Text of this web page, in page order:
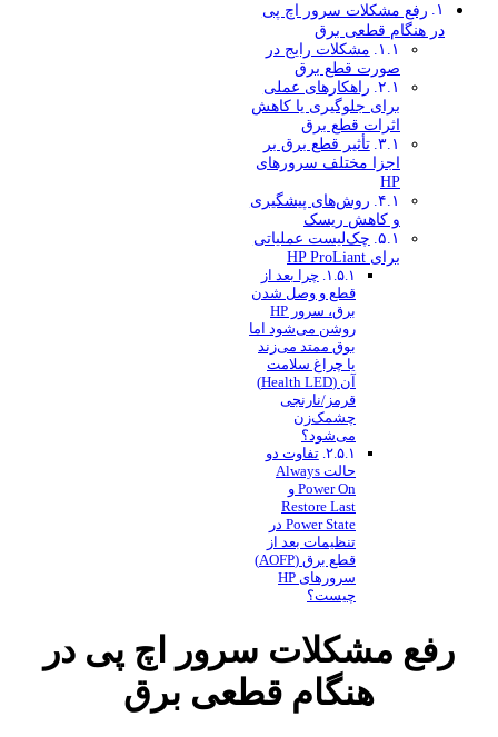
رفع مشکلات سرور اچ پی
در هنگام قطعی برق
مشکلات رایج در
صورت قطع برق
راهکارهای عملی
برای جلوگیری یا کاهش
اثرات قطع برق
تأثیر قطع برق بر
اجزا مختلف سرورهای
HP
روش‌های پیشگیری
و کاهش ریسک
چک‌لیست عملیاتی
برای HP ProLiant
چرا بعد از
قطع و وصل شدن
برق، سرور HP
روشن می‌شود اما
بوق ممتد می‌زند
یا چراغ سلامت
آن (Health LED)
قرمز/نارنجی
چشمک‌زن
می‌شود؟
تفاوت دو
حالت Always
Power On و
Restore Last
Power State در
تنظیمات بعد از
قطع برق (AOFP)
سرورهای HP
چیست؟
رفع مشکلات سرور اچ پی در
هنگام قطعی برق